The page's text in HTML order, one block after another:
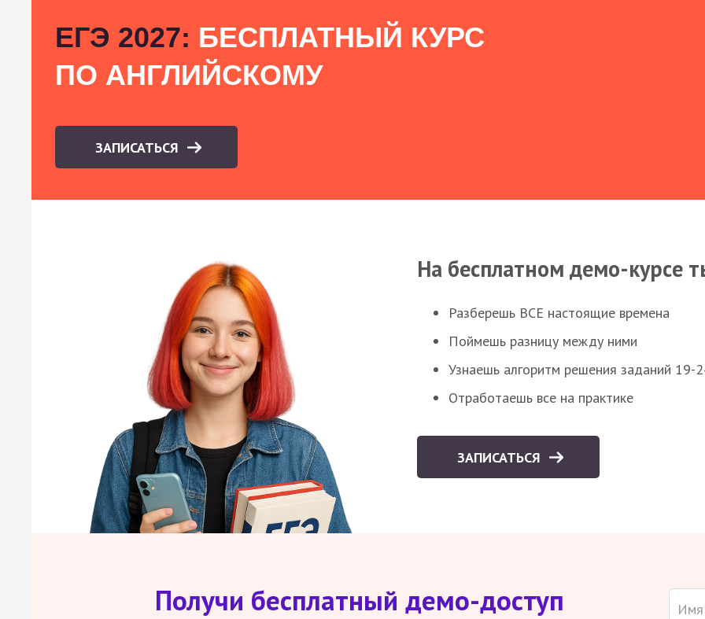
ЕГЭ 2027: БЕСПЛАТНЫЙ КУРС
ПО АНГЛИЙСКОМУ
ЗАПИСАТЬСЯ
На бесплатном демо-курсе
Разберешь ВСЕ настоящие времена
Поймешь разницу между ними
Узнаешь алгоритм решения заданий 19-
Отработаешь все на практике
ЗАПИСАТЬСЯ
Получи бесплатный демо-доступ